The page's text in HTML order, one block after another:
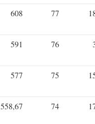
608 77
591 76
577 75
558,67 74